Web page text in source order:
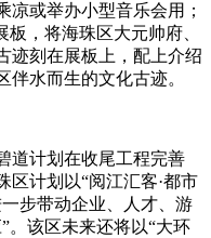
凉或举办小型音乐会用；
，将海珠区大元帅府、
迹刻在展板上，配上介绍
水而生的文化古迹。
道计划在收尾工程完善
区计划以“阅江汇客·都市
步带动企业、人才、游
。该区未来还将以“大环